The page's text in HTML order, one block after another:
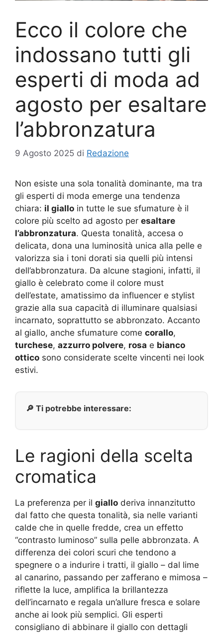
Ecco il colore che
indossano tutti gli
esperti di moda ad
agosto per esaltare
l’abbronzatura
9 Agosto 2025 di Redazione
Non esiste una sola tonalità dominante, ma tra
gli esperti di moda emerge una tendenza
chiara: il giallo in tutte le sue sfumature è il
colore più scelto ad agosto per esaltare
l’abbronzatura. Questa tonalità, accesa o
delicata, dona una luminosità unica alla pelle e
valorizza sia i toni dorati sia quelli più intensi
dell’abbronzatura. Da alcune stagioni, infatti, il
giallo è celebrato come il colore must
dell’estate, amatissimo da influencer e stylist
grazie alla sua capacità di illuminare qualsiasi
incarnato, soprattutto se abbronzato. Accanto
al giallo, anche sfumature come corallo,
turchese, azzurro polvere, rosa e bianco
ottico sono considerate scelte vincenti nei look
estivi.
🔎 Ti potrebbe interessare:
Le ragioni della scelta
cromatica
La preferenza per il giallo deriva innanzitutto
dal fatto che questa tonalità, sia nelle varianti
calde che in quelle fredde, crea un effetto
“contrasto luminoso” sulla pelle abbronzata. A
differenza dei colori scuri che tendono a
spegnere o a indurire i tratti, il giallo – dal lime
al canarino, passando per zafferano e mimosa –
riflette la luce, amplifica la brillantezza
dell’incarnato e regala un’allure fresca e solare
anche ai look più semplici. Gli esperti
consigliano di abbinare il giallo con dettagli